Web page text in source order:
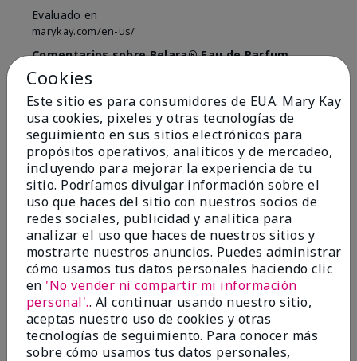
Evaluado en
marykay.com/en-us/
Comentarios sobre Belara® Eau de Parfum
Used for over 10 years. Best smell!
Mostrar Traducción
ConclusiónSí, recomendaría a un amigo
¿Le ha resultado útil esta
opinión?
4 0
Marcar esta opinión
5
Kristen
EnviadoHace 10 meses
Cookies
Este sitio es para consumidores de EUA. Mary Kay
usa cookies, pixeles y otras tecnologías de
seguimiento en sus sitios electrónicos para
propósitos operativos, analíticos y de mercadeo,
incluyendo para mejorar la experiencia de tu
sitio. Podríamos divulgar información sobre el
uso que haces del sitio con nuestros socios de
redes sociales, publicidad y analítica para
analizar el uso que haces de nuestros sitios y
mostrarte nuestros anuncios. Puedes administrar
cómo usamos tus datos personales haciendo clic
en 'No vender ni compartir mi información
personal'.. Al continuar usando nuestro sitio,
aceptas nuestro uso de cookies y otras
tecnologías de seguimiento. Para conocer más
sobre cómo usamos tus datos personales,